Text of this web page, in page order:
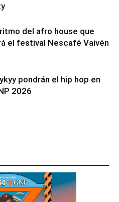
del afro house que
el festival Nescafé Vaivén
pondrán el hip hop en
2026